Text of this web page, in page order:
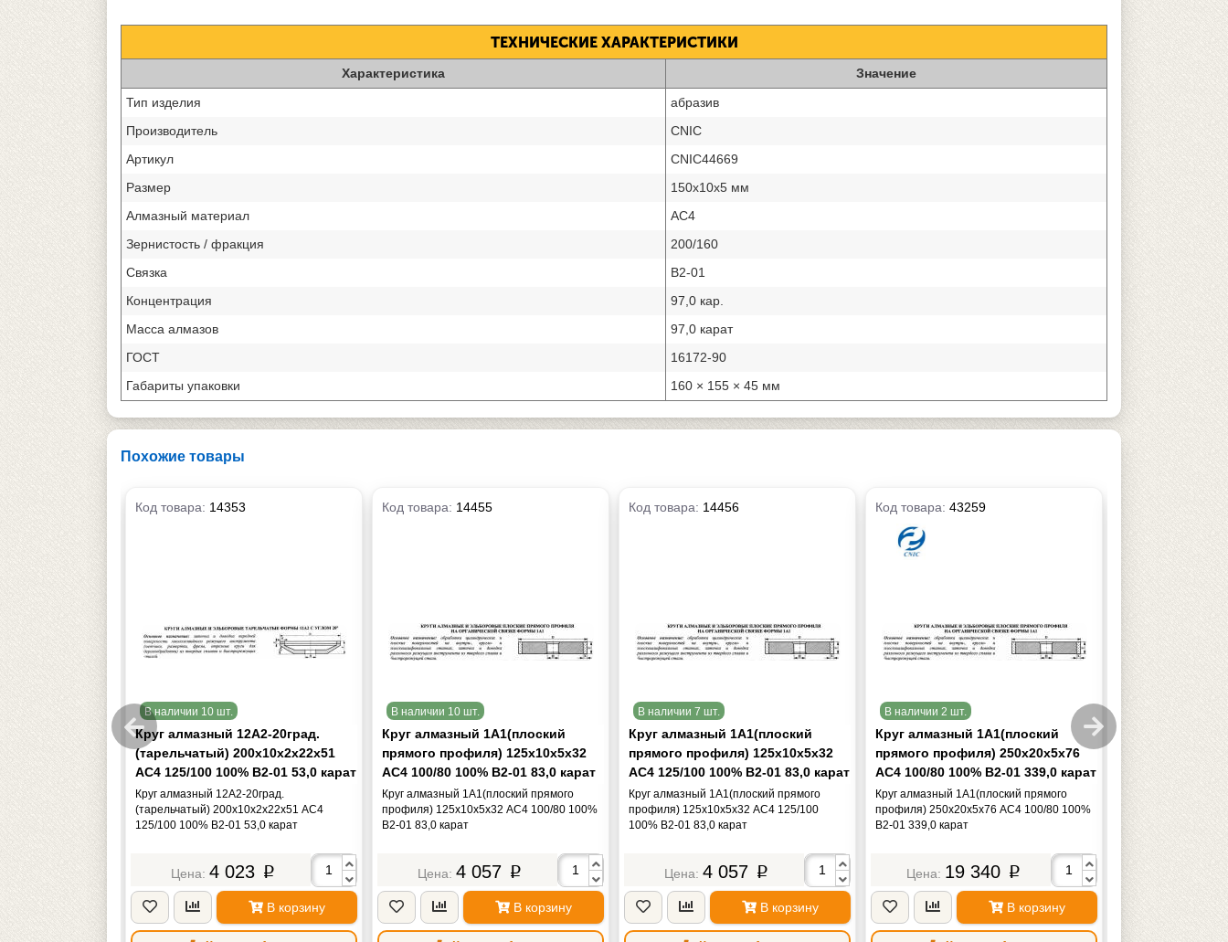
ТЕХНИЧЕСКИЕ ХАРАКТЕРИСТИКИ
Характеристика
Значение
Тип изделия
абразив
Производитель
CNIC
Артикул
CNIC44669
Размер
150х10х5 мм
Алмазный материал
АС4
Зернистость / фракция
200/160
Связка
В2-01
Концентрация
97,0 кар.
Масса алмазов
97,0 карат
ГОСТ
16172-90
Габариты упаковки
160 × 155 × 45 мм
Похожие товары
прямого
p
В корзину
Код товара: 14353
В наличии 10 шт.
Круг алмазный 12А2-20град.
(тарельчатый) 200х10х2х22х51
АС4 125/100 100% В2-01 53,0 карат
Круг алмазный 12А2-20град.
(тарельчатый) 200х10х2х22х51 АС4
125/100 100% В2-01 53,0 карат
4 023 p
В корзину
Код товара: 14455
В наличии 10 шт.
Круг алмазный 1А1(плоский
прямого профиля) 125х10х5х32
АС4 100/80 100% В2-01 83,0 карат
Круг алмазный 1А1(плоский прямого
профиля) 125х10х5х32 АС4 100/80 100%
В2-01 83,0 карат
4 057 p
В корзину
Код товара: 14456
В наличии 7 шт.
Круг алмазный 1А1(плоский
прямого профиля) 125х10х5х32
АС4 125/100 100% В2-01 83,0 карат
Круг алмазный 1А1(плоский прямого
профиля) 125х10х5х32 АС4 125/100
100% В2-01 83,0 карат
4 057 p
В корзину
Код товара: 43259
В наличии 2 шт.
Круг алмазный 1А1(плоский
прямого профиля) 250х20х5х76
АС4 100/80 100% В2-01 339,0 карат
Круг алмазный 1А1(плоский прямого
профиля) 250х20х5х76 АС4 100/80 100%
В2-01 339,0 карат
19 340 p
В корзину
Код товара:
В наличии 4 шт.
Круг алмазный